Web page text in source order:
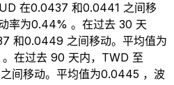
在0.0437 和0.0441 之间移
率为0.44% 。在过去 30 天
和0.0449 之间移动。平均值为
在过去 90 天内，TWD 至
间移动。平均值为0.0445 ，波